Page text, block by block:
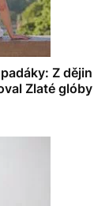
Z dějin
Zlaté glóby